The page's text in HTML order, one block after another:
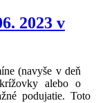
2023 v
(navyše v deň
alebo o
podujatie. Toto